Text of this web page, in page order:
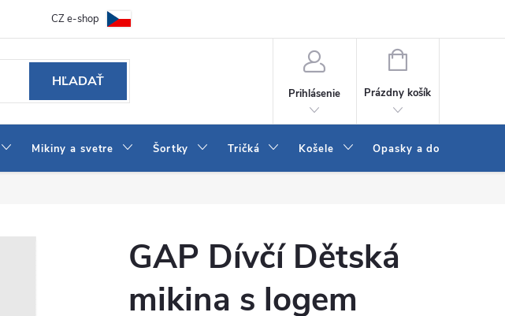
Ako vybrať džínsy Wrangler a LEE
CZ e-shop
HĽADAŤ
Prihlásenie
NÁKUPNÝ
Prázdny košík
Mikiny a svetre Šortky Tričká Košele Opasky a doplnky
GAP Dívčí Dětská
mikina s logem